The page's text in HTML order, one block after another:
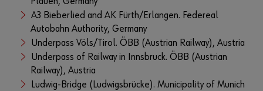
A3 Bieberlied and AK Fürth/Erlangen. Federeal
Autobahn Authority, Germany
Underpass Völs/Tirol. ÖBB (Austrian Railway), Austria
Underpass of Railway in Innsbruck. ÖBB (Austrian
Railway), Austria
Ludwig-Bridge (Ludwigsbrücke). Municipality of Munich